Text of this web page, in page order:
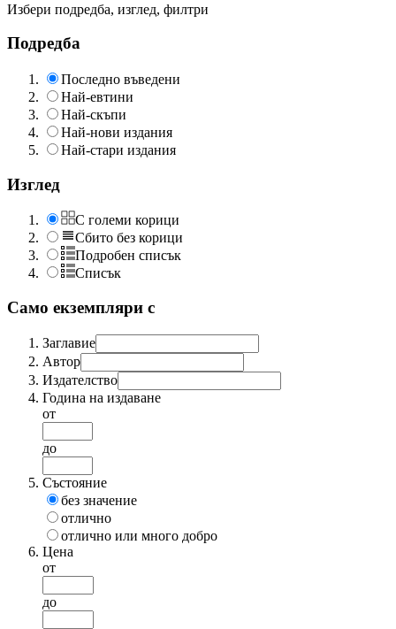
Избери подредба, изглед, филтри
Подредба
Последно въведени
Най-евтини
Най-скъпи
Най-нови издания
Най-стари издания
Изглед
С големи корици
Сбито без корици
Подробен списък
Списък
Само екземпляри с
Заглавие
Автор
Издателство
Година на издаване
от
до
Състояние
без значение
отлично
отлично или много добро
Цена
от
до